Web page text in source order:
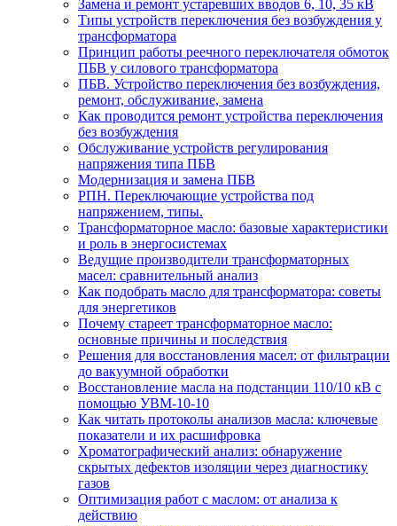
Замена и ремонт устаревших вводов 6, 10, 35 кВ
Типы устройств переключения без возбуждения у
трансформатора
Принцип работы реечного переключателя обмоток
ПБВ у силового трансформатора
ПБВ. Устройство переключения без возбуждения,
ремонт, обслуживание, замена
Как проводится ремонт устройства переключения
без возбуждения
Обслуживание устройств регулирования
напряжения типа ПБВ
Модернизация и замена ПБВ
РПН. Переключающие устройства под
напряжением, типы.
Трансформаторное масло: базовые характеристики
и роль в энергосистемах
Ведущие производители трансформаторных
масел: сравнительный анализ
Как подобрать масло для трансформатора: советы
для энергетиков
Почему стареет трансформаторное масло:
основные причины и последствия
Решения для восстановления масел: от фильтрации
до вакуумной обработки
Восстановление масла на подстанции 110/10 кВ с
помощью УВМ-10-10
Как читать протоколы анализов масла: ключевые
показатели и их расшифровка
Хроматографический анализ: обнаружение
скрытых дефектов изоляции через диагностику
газов
Оптимизация работ с маслом: от анализа к
действию